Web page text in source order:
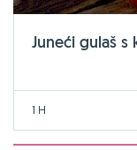
Juneći gulaš s
1 H